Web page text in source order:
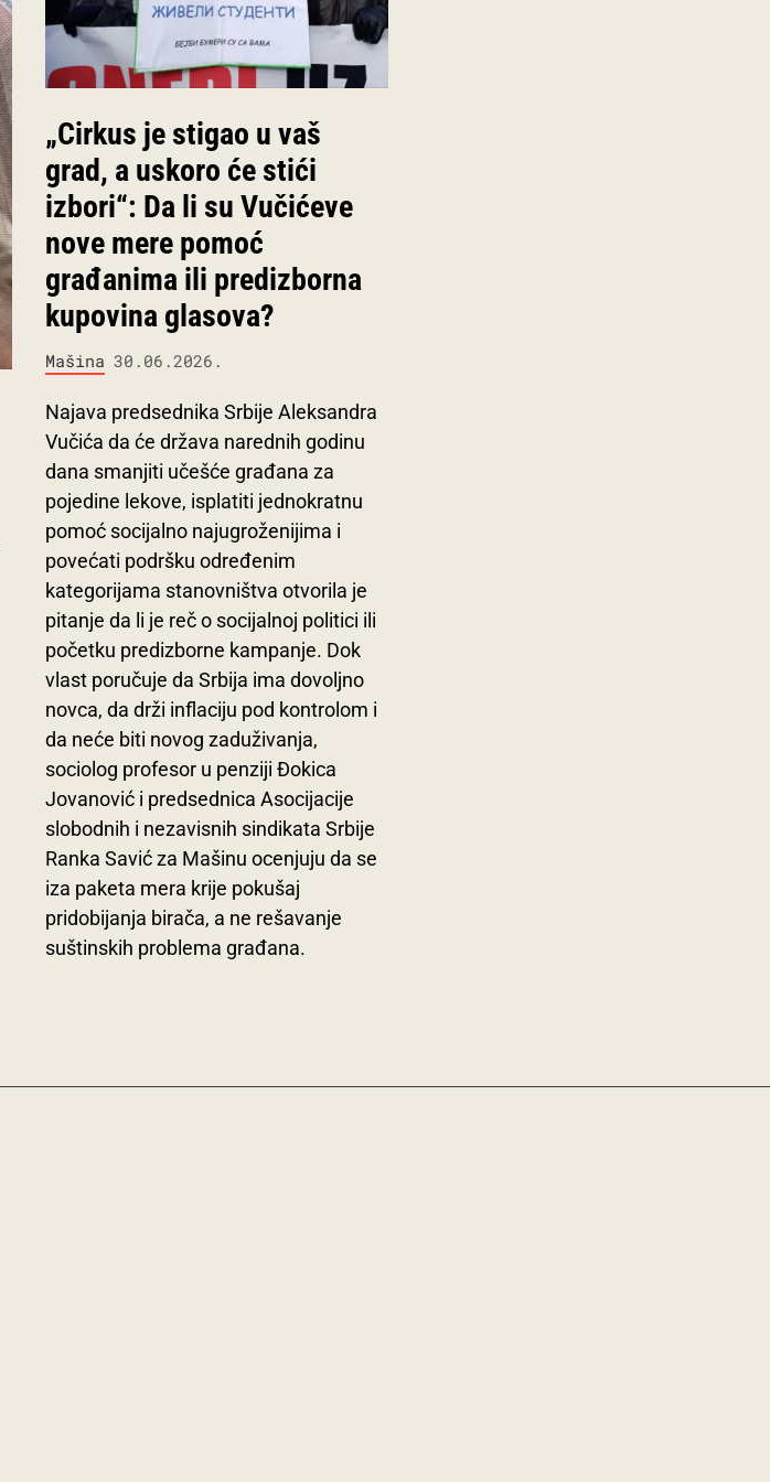
„Cirkus je stigao u vaš
grad, a uskoro će stići
izbori“: Da li su Vučićeve
nove mere pomoć
građanima ili predizborna
kupovina glasova?
Mašina 30.06.2026.
Najava predsednika Srbije Aleksandra
Vučića da će država narednih godinu
dana smanjiti učešće građana za
pojedine lekove, isplatiti jednokratnu
pomoć socijalno najugroženijima i
povećati podršku određenim
kategorijama stanovništva otvorila je
pitanje da li je reč o socijalnoj politici ili
početku predizborne kampanje. Dok
vlast poručuje da Srbija ima dovoljno
novca, da drži inflaciju pod kontrolom i
da neće biti novog zaduživanja,
sociolog profesor u penziji Đokica
Jovanović i predsednica Asocijacije
slobodnih i nezavisnih sindikata Srbije
Ranka Savić za Mašinu ocenjuju da se
iza paketa mera krije pokušaj
pridobijanja birača, a ne rešavanje
suštinskih problema građana.